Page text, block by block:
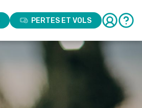
PERTES ET VOLS